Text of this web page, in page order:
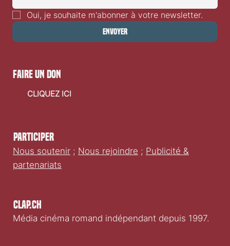
Oui, je souhaite m'abonner à votre newsletter.
Envoyer
Clap.ch
Média cinéma romand indépendant depuis 1997.
Participer
Nous soutenir ; Nous rejoindre ; Publicité &
partenariats
faire un don
CLIQUEZ ICI